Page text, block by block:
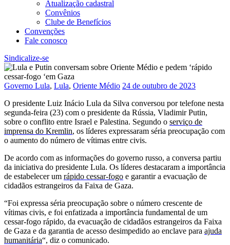
Atualização cadastral
Convênios
Clube de Benefícios
Convenções
Fale conosco
Sindicalize-se
Governo Lula, Lula, Oriente Médio 24 de outubro de 2023
O presidente Luiz Inácio Lula da Silva conversou por telefone nesta
segunda-feira (23) com o presidente da Rússia, Vladimir Putin,
sobre o conflito entre Israel e Palestina. Segundo o serviço de
imprensa do Kremlin, os líderes expressaram séria preocupação com
o aumento do número de vítimas entre civis.
De acordo com as informações do governo russo, a conversa partiu
da iniciativa do presidente Lula. Os líderes destacaram a importância
de estabelecer um rápido cessar-fogo e garantir a evacuação de
cidadãos estrangeiros da Faixa de Gaza.
“Foi expressa séria preocupação sobre o número crescente de
vítimas civis, e foi enfatizada a importância fundamental de um
cessar-fogo rápido, da evacuação de cidadãos estrangeiros da Faixa
de Gaza e da garantia de acesso desimpedido ao enclave para ajuda
humanitária“, diz o comunicado.